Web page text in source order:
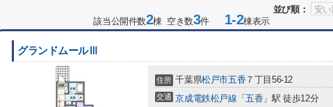
並び順：
該当公開件数2棟 空き数3件 1-2棟表示
グランドムールⅢ
住所 千葉県松戸市五香 ７丁目56-12
交通 京成電鉄松戸線 「五香 」駅 徒歩12分